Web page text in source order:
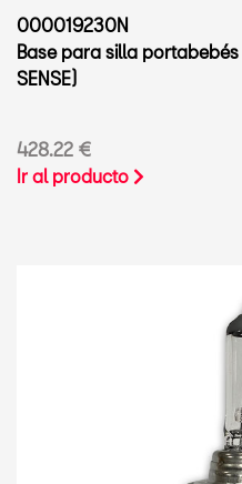
000019230N
Base para silla
SENSE)
428.22 €
Ir al producto